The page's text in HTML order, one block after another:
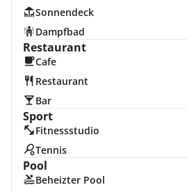
Sonnendeck
Dampfbad
Restaurant
Cafe
Restaurant
Bar
Sport
Fitnessstudio
Tennis
Pool
Beheizter Pool